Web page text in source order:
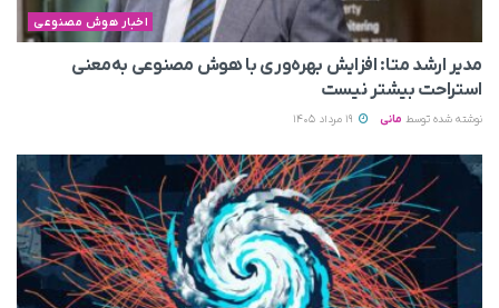
اخبار هوش مصنوعی
مدیر ارشد متا: افزایش بهره‌وری با هوش مصنوعی به‌معنی
استراحت بیشتر نیست
نوشته شده توسط مانی